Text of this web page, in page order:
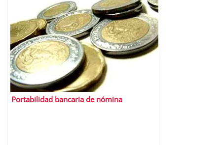
Portabilidad bancaria de nómina